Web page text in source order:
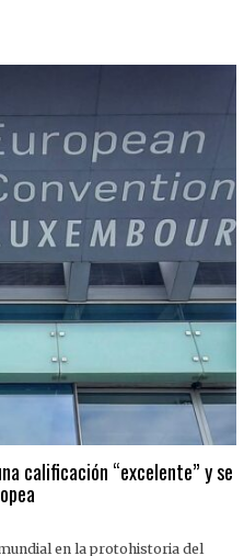
calificación “excelente” y se
en la protohistoria del